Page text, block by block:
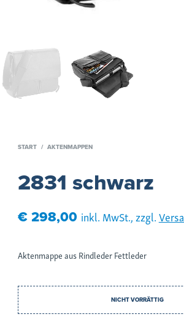
START / AKTENMAPPEN
2831 schwarz
€298,00 inkl. MwSt., zzgl.
Aktenmappe aus Rindleder Fettleder
NICHT VORRÄTTIG